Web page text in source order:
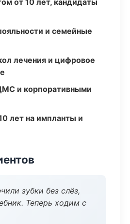
от 10 лет, кандидаты
и семейные
лечения и цифровое
и корпоративными
лет на импланты и
зубки без слёз,
Теперь ходим с